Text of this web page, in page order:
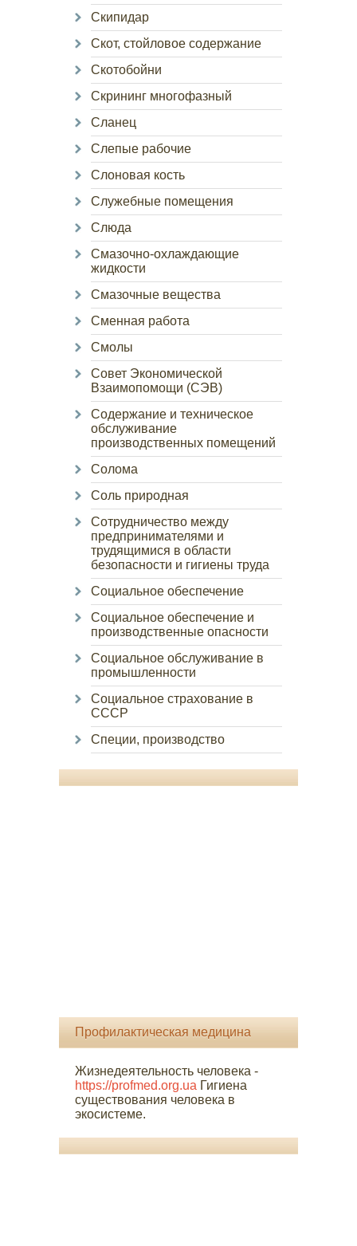
Скипидар
Скот, стойловое содержание
Скотобойни
Скрининг многофазный
Сланец
Слепые рабочие
Слоновая кость
Служебные помещения
Слюда
Смазочно-охлаждающие
жидкости
Смазочные вещества
Сменная работа
Смолы
Совет Экономической
Взаимопомощи (СЭВ)
Содержание и техническое
обслуживание
производственных помещений
Солома
Соль природная
Сотрудничество между
предпринимателями и
трудящимися в области
безопасности и гигиены труда
Социальное обеспечение
Социальное обеспечение и
производственные опасности
Социальное обслуживание в
промышленности
Социальное страхование в
СССР
Специи, производство
Профилактическая медицина
Жизнедеятельность человека -
https://profmed.org.ua Гигиена
существования человека в
экосистеме.